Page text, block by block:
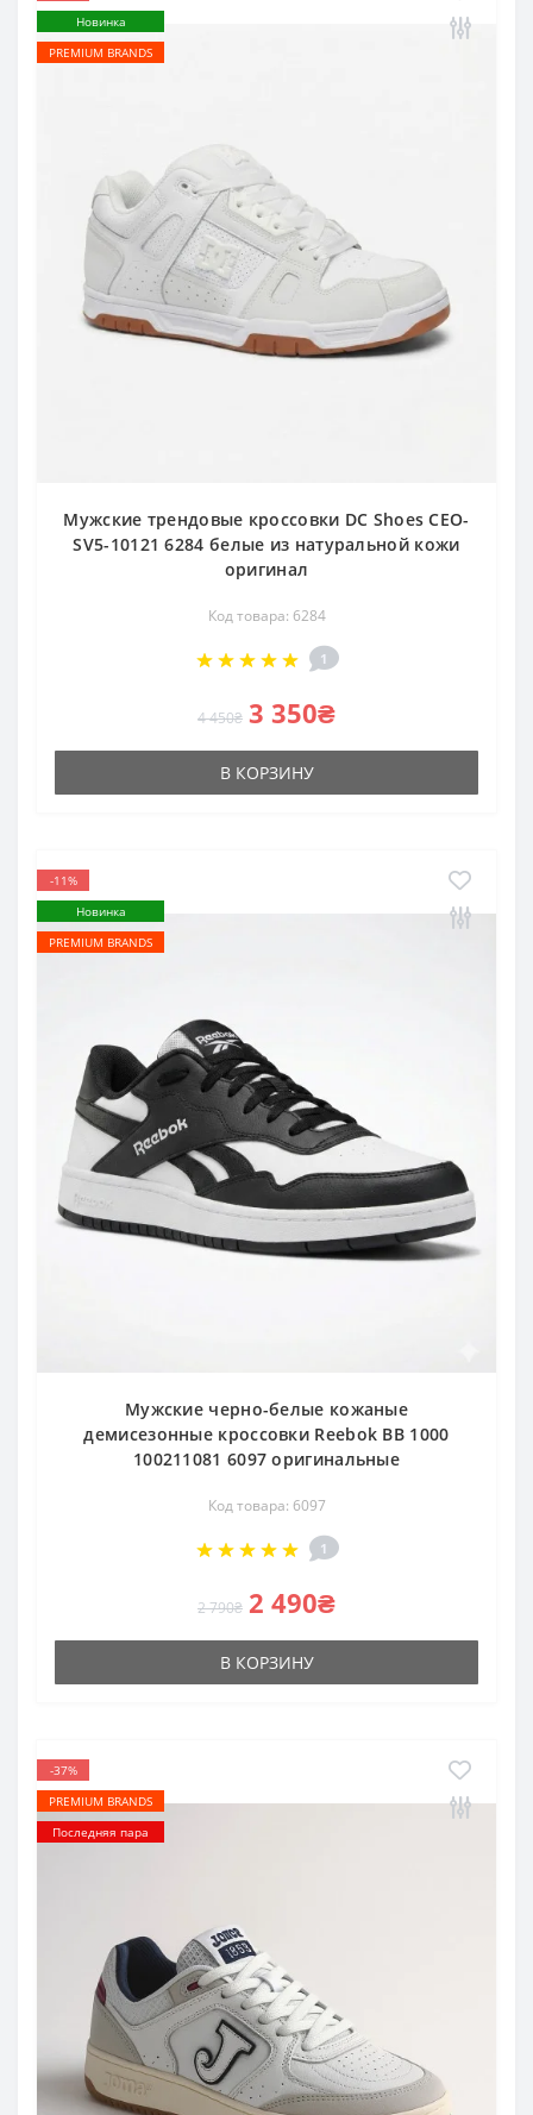
Новинка
PREMIUM BRANDS
Мужские трендовые кроссовки DC Shoes CEO-
SV5-10121 6284 белые из натуральной кожи
оригинал
Код товара: 6284
1
4 450₴ 3 350₴
В КОРЗИНУ
-11%
Новинка
PREMIUM BRANDS
Мужские черно-белые кожаные
демисезонные кроссовки Reebok BB 1000
100211081 6097 оригинальные
Код товара: 6097
1
2 790₴ 2 490₴
В КОРЗИНУ
-37%
PREMIUM BRANDS
Последняя пара